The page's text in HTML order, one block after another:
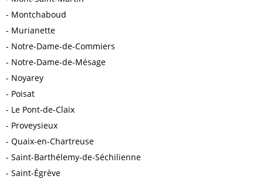
Montchaboud
Murianette
Notre-Dame-de-Commiers
Notre-Dame-de-Mésage
Noyarey
Poisat
Le Pont-de-Claix
Proveysieux
Quaix-en-Chartreuse
Saint-Barthélemy-de-Séchilienne
Saint-Égrève